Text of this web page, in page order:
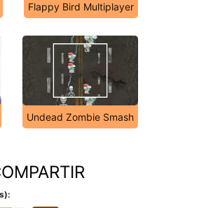
Flappy Bird Multiplayer
Undead Zombie Smash